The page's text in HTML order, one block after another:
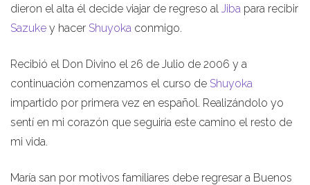
dieron el alta él decide viajar de regreso al Jiba para recibir
Sazuke y hacer Shuyoka conmigo.
Recibió el Don Divino el 26 de Julio de 2006 y a
continuación comenzamos el curso de Shuyoka
impartido por primera vez en español. Realizándolo yo
sentí en mi corazón que seguiría este camino el resto de
mi vida.
María san por motivos familiares debe regresar a Buenos